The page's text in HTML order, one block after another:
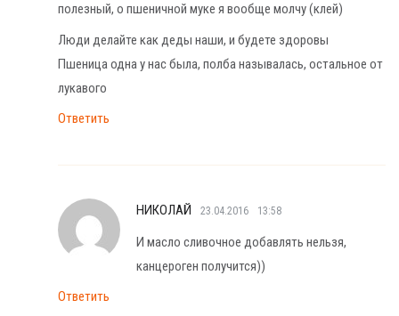
полезный, о пшеничной муке я вообще молчу (клей)
Люди делайте как деды наши, и будете здоровы
Пшеница одна у нас была, полба называлась, остальное от
лукавого
Ответить
НИКОЛАЙ 23.04.2016 13:58
И масло сливочное добавлять нельзя,
канцероген получится))
Ответить